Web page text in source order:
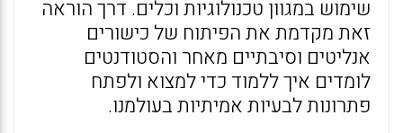
שימוש במגוון טכנולוגיות וכלים. דרך הוראה
זאת מקדמת את הפיתוח של כישורים
אנליטים וסיבתיים מאחר והסטודנטים
לומדים איך ללמוד כדי למצוא ולפתח
פתרונות לבעיות אמיתיות בעולמנו.